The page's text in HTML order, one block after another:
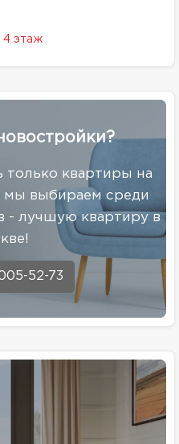
4 этаж
только квартиры на
выбираем среди
- лучшую квартиру в
52-73